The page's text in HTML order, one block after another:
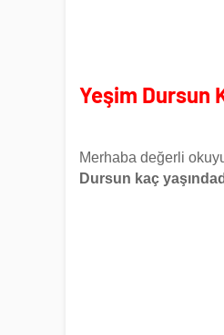
Yeşim Dursun
Merhaba değerli
Dursun kaç